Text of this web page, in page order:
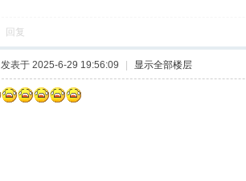
回复
发表于 2025-6-29 19:56:09 显示全部楼层